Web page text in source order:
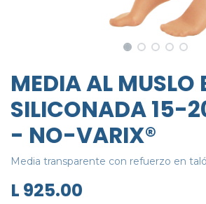
MEDIA AL MUSLO
SILICONADA 15-
- NO-VARIX®
Media transparente con refuerzo en
L 925.00